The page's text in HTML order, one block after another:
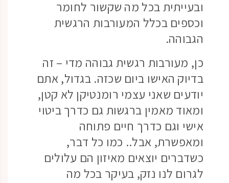
ובעייתית בכל מה שקשור לחומר
וכספים בכלל המעורבות הרגשית
הגבוהה.
כן, מעורבות רגשית גבוהה מדי – זה
בדיוק האישו ביום שכזה. בגדול, אתם
יודעים שאני עצמי רומנטיקן לא קטן,
ומאוד מאמין ברגשות גם כדרך ביטוי
אישי וגם כדרך חיים פתוחה
ומאפשרת, אבל.. כמו כל דבר,
כשדברים יוצאים מאיזון הם עלולים
לגרום לנו נזק, בעיקר בכל מה